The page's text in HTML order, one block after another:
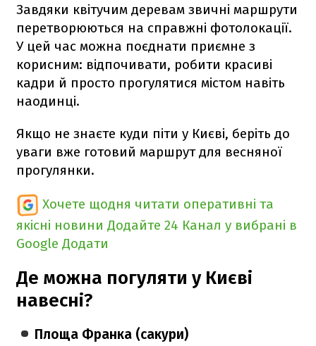
Завдяки квітучим деревам звичні маршрути
перетворюються на справжні фотолокації.
У цей час можна поєднати приємне з
корисним: відпочивати, робити красиві
кадри й просто прогулятися містом навіть
наодинці.
Якщо не знаєте куди піти у Києві, беріть до
уваги вже готовий маршрут для весняної
прогулянки.
Хочете щодня читати оперативні та
якісні новини Додайте 24 Канал у вибрані в
Google Додати
Де можна погуляти у Києві
навесні?
Площа Франка (сакури)